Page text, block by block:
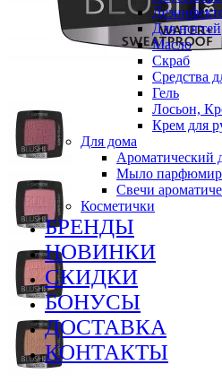
Для ногтей
Масло
Скраб
Средства
Гель
Лосьон,
Крем для
Для дома
Ароматический
Мыло
Свечи
Косметички
БРЕНДЫ
НОВИНКИ
СКИДКИ
БОНУСЫ
ДОСТАВКА
КОНТАКТЫ